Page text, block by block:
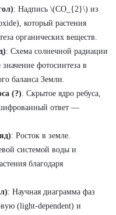
: Надпись \(CO_{2}\) из
который растения
органических веществ.
: Схема солнечной радиации
фотосинтеза в
баланса Земли.
(?). Скрытое ядро ребуса,
ответ —
: Росток в земле.
системой воды и
благодаря
: Научная диаграмма фаз
(light-dependent) и